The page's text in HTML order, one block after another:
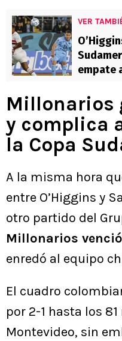
VER
empate
Millonarios
y complica
la Copa
A la misma hora
entre O’Higgins y
otro partido del
Millonarios
enredó al equipo
El cuadro
por 2-1 hasta los
Montevideo, sin